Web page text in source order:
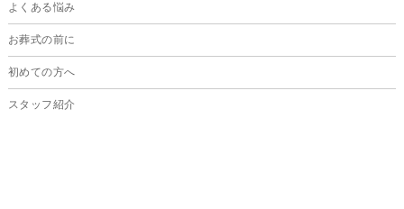
よくある悩み
お葬式の前に
初めての方へ
スタッフ紹介